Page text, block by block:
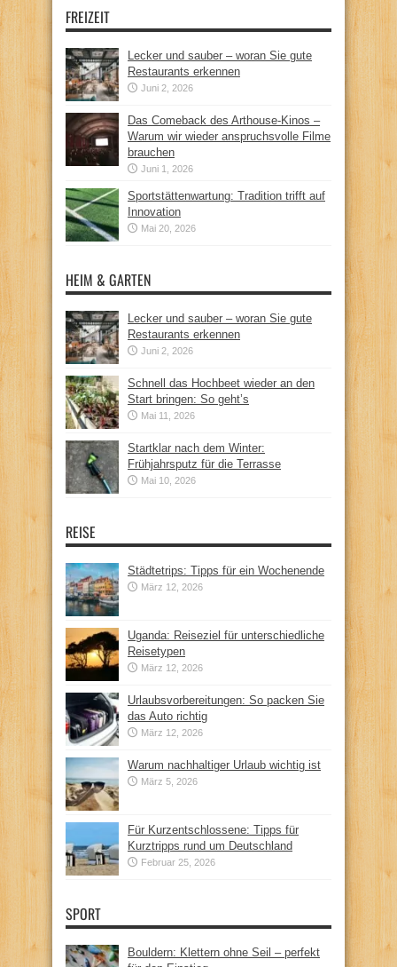
FREIZEIT
Lecker und sauber – woran Sie gute
Restaurants erkennen
Juni 2, 2026
Das Comeback des Arthouse-Kinos –
Warum wir wieder anspruchsvolle Filme
brauchen
Juni 1, 2026
Sportstättenwartung: Tradition trifft auf
Innovation
Mai 20, 2026
HEIM & GARTEN
Lecker und sauber – woran Sie gute
Restaurants erkennen
Juni 2, 2026
Schnell das Hochbeet wieder an den
Start bringen: So geht’s
Mai 11, 2026
Startklar nach dem Winter:
Frühjahrsputz für die Terrasse
Mai 10, 2026
REISE
Städtetrips: Tipps für ein Wochenende
März 12, 2026
Uganda: Reiseziel für unterschiedliche
Reisetypen
März 12, 2026
Urlaubsvorbereitungen: So packen Sie
das Auto richtig
März 12, 2026
Warum nachhaltiger Urlaub wichtig ist
März 5, 2026
Für Kurzentschlossene: Tipps für
Kurztripps rund um Deutschland
Februar 25, 2026
SPORT
Bouldern: Klettern ohne Seil – perfekt